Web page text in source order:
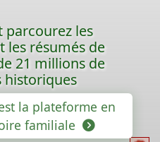
parcourez les
les résumés de
21 millions de
historiques
la plateforme en
familiale